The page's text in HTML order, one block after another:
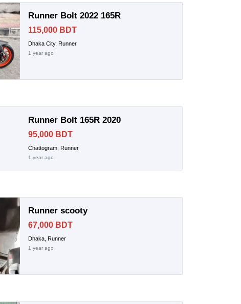
Runner Bolt 2022 165R
115,000 BDT
Dhaka City, Runner
1 year ago
Runner Bolt 165R 2020
95,000 BDT
Chattogram, Runner
1 year ago
Runner scooty
67,000 BDT
Dhaka, Runner
1 year ago